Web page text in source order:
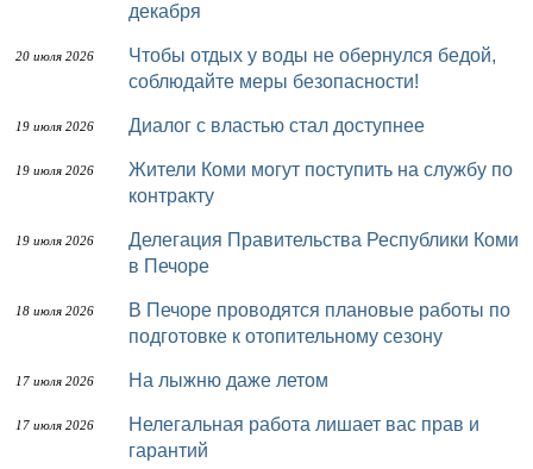
декабря
20 июля 2026
Чтобы отдых у воды не обернулся бедой,
соблюдайте меры безопасности!
19 июля 2026 Диалог с властью стал доступнее
19 июля 2026
Жители Коми могут поступить на службу по
контракту
19 июля 2026
Делегация Правительства Республики Коми
в Печоре
18 июля 2026
В Печоре проводятся плановые работы по
подготовке к отопительному сезону
17 июля 2026 На лыжню даже летом
17 июля 2026
Нелегальная работа лишает вас прав и
гарантий